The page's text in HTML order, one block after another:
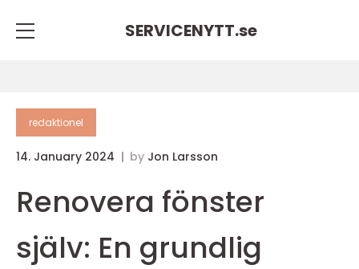
SERVICENYTT.se
redaktionel
14. January 2024 by Jon Larsson
Renovera fönster
själv: En grundlig